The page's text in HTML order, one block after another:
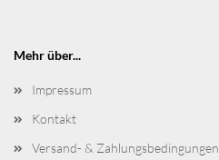
Mehr über...
Impressum
Kontakt
Versand- & Zahlungsbedingungen